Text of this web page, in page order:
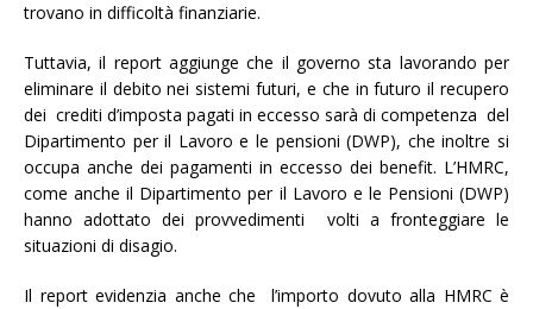
trovano in difficoltà finanziarie.
Tuttavia, il report aggiunge che il governo sta lavorando per
eliminare il debito nei sistemi futuri, e che in futuro il recupero
dei crediti d’imposta pagati in eccesso sarà di competenza del
Dipartimento per il Lavoro e le pensioni (DWP), che inoltre si
occupa anche dei pagamenti in eccesso dei benefit. L’HMRC,
come anche il Dipartimento per il Lavoro e le Pensioni (DWP)
hanno adottato dei provvedimenti volti a fronteggiare le
situazioni di disagio.
Il report evidenzia anche che l’importo dovuto alla HMRC è